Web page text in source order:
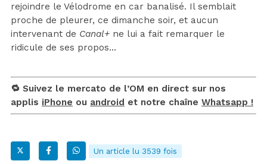
rejoindre le Vélodrome en car banalisé. Il semblait
proche de pleurer, ce dimanche soir, et aucun
intervenant de Canal+ ne lui a fait remarquer le
ridicule de ses propos…
🔁 Suivez le mercato de l’OM en direct sur nos
applis iPhone ou android et notre chaîne Whatsapp !
Un article lu 3539 fois